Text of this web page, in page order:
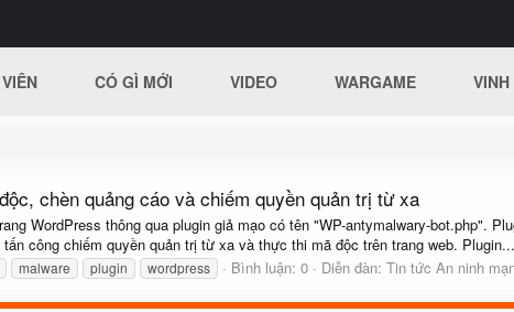
CÓ GÌ MỚI VIDEO WARGAME
chèn quảng cáo và chiếm quyền quản trị từ xa
WordPress thông qua plugin giả mạo có tên "WP-antymalwary-bot.php".
công chiếm quyền quản trị từ xa và thực thi mã độc trên trang web. Plugin...
malware plugin wordpress Bình luận: 0 Diễn đàn: Tin tức An ninh